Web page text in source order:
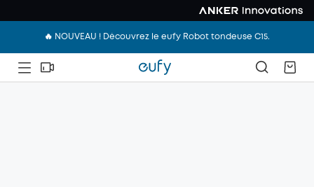
🔥 NOUVEAU ! Découvrez le eufy Robot tondeuse C15.